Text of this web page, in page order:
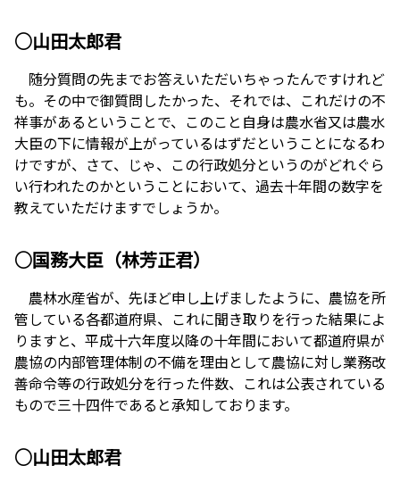
○山田太郎君
随分質問の先までお答えいただいちゃったんですけれど
も。その中で御質問したかった、それでは、これだけの不
祥事があるということで、このこと自身は農水省又は農水
大臣の下に情報が上がっているはずだということになるわ
けですが、さて、じゃ、この行政処分というのがどれぐら
い行われたのかということにおいて、過去十年間の数字を
教えていただけますでしょうか。
○国務大臣（林芳正君）
農林水産省が、先ほど申し上げましたように、農協を所
管している各都道府県、これに聞き取りを行った結果によ
りますと、平成十六年度以降の十年間において都道府県が
農協の内部管理体制の不備を理由として農協に対し業務改
善命令等の行政処分を行った件数、これは公表されている
もので三十四件であると承知しております。
○山田太郎君